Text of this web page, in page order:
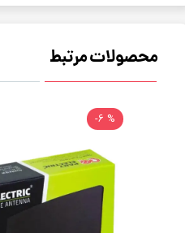
محصولات مرتبط
% 6-